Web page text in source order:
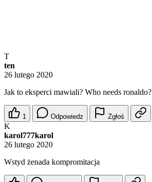
T
ten
26 lutego 2020
Jak to eksperci mawiali? Who needs ronaldo?
1 Odpowiedz Zgłoś
K
karol777karol
26 lutego 2020
Wstyd żenada kompromitacja